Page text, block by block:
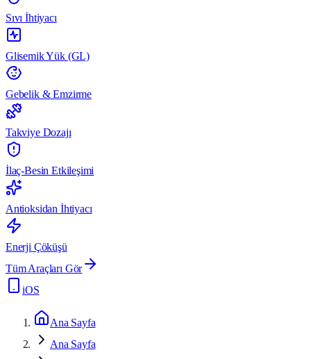
Sıvı İhtiyacı
Glisemik Yük (GL)
Gebelik & Emzirme
Takviye Dozajı
İlaç-Besin Etkileşimi
Antioksidan İhtiyacı
Enerji Çöküşü
Tüm Araçları Gör
iOS
Ana Sayfa
Ana Sayfa